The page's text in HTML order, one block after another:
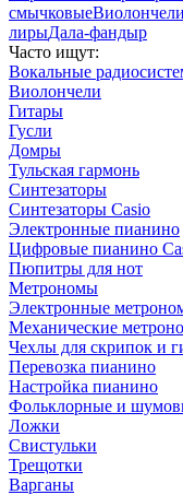
смычковыеВиолончели
лирыДала-фандыр
Часто ищут:
Вокальные
Виолончели
Гитары
Гусли
Домры
Тульская гармонь
Синтезаторы
Синтезаторы Casio
Электронные пианино
Цифровые пианино
Пюпитры для нот
Метрономы
Электронные
Механические
Чехлы для скрипок и
Перевозка пианино
Настройка пианино
Фольклорные и
Ложки
Свистульки
Трещотки
Варганы